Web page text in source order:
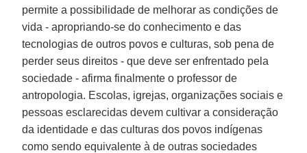
permite a possibilidade de melhorar as condições de
vida - apropriando-se do conhecimento e das
tecnologias de outros povos e culturas, sob pena de
perder seus direitos - que deve ser enfrentado pela
sociedade - afirma finalmente o professor de
antropologia. Escolas, igrejas, organizações sociais e
pessoas esclarecidas devem cultivar a consideração
da identidade e das culturas dos povos indígenas
como sendo equivalente à de outras sociedades